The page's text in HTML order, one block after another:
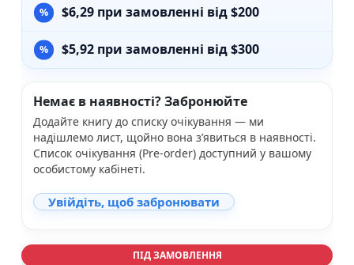
$6,29 при замовленні від $200
$5,92 при замовленні від $300
Немає в наявності? Забронюйте
Додайте книгу до списку очікування — ми
надішлемо лист, щойно вона з’явиться в наявності.
Список очікування (Pre-order) доступний у вашому
особистому кабінеті.
Увійдіть, щоб забронювати
ПІД ЗАМОВЛЕННЯ